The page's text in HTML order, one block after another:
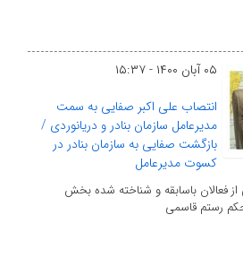
۰۵ آبان ۱۴۰۰ - ۱۵:۳۷
انتصاب علی اکبر صفایی به سمت
مدیرعامل سازمان بنادر و دریانوردی /
بازگشت صفایی به سازمان بنادر در
کسوت مدیرعامل
از فعالان باسابقه و شناخته شده بخش
رستم قاسمی